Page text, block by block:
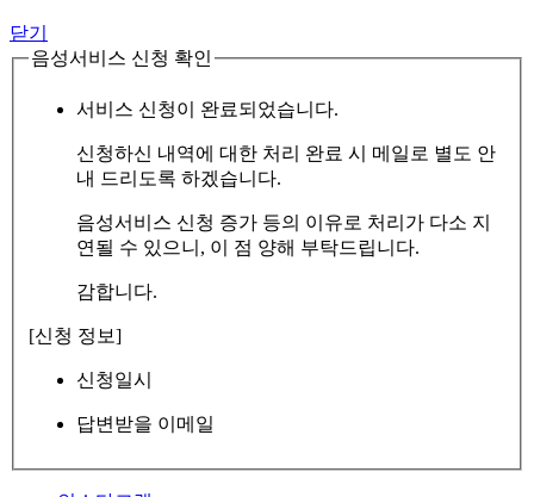
닫기
음성서비스 신청 확인
서비스 신청이 완료되었습니다.
신청하신 내역에 대한 처리 완료 시 메일로 별도 안
내 드리도록 하겠습니다.
음성서비스 신청 증가 등의 이유로 처리가 다소 지
연될 수 있으니, 이 점 양해 부탁드립니다.
감합니다.
[신청 정보]
신청일시
답변받을 이메일